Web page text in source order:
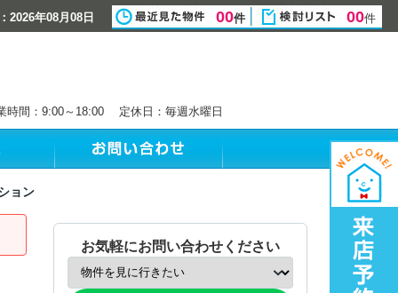
2026年08月08日 00件 00件
時間：9:00～18:00 定休日：毎週水曜日
ョン
お気軽にお問い合わせください